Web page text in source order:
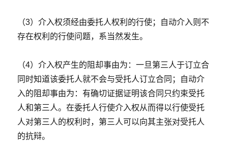
（3）介入权须经由委托人权利的行使；自动介入则不
存在权利的行使问题，系当然发生。
（4）介入权产生的阻却事由为：一旦第三人于订立合
同时知道该委托人就不会与受托人订立合同；自动介
入的阻却事由为：有确切证据证明该合同只约束受托
人和第三人。在委托人行使介入权从而得以行使受托
人对第三人的权利时，第三人可以向其主张对受托人
的抗辩。